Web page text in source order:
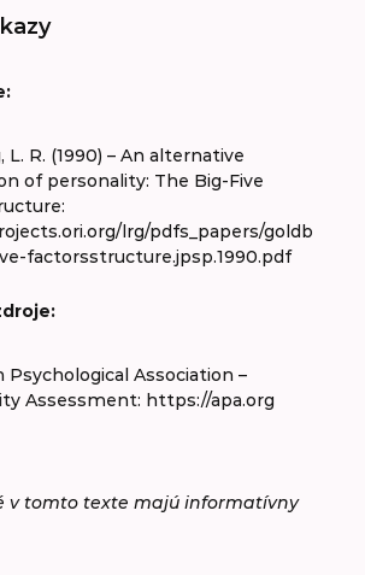
L. R. (1990) – An alternative
of personality: The Big-Five
lrg/pdfs_papers/goldb
factorsstructure.jpsp.1990.pdf
Psychological Association –
Assessment: https://apa.org
v tomto texte majú informatívny